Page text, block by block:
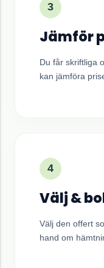
3
Jämför
Du får skriftliga
kan jämföra
4
Välj &
Välj den offert
hand om